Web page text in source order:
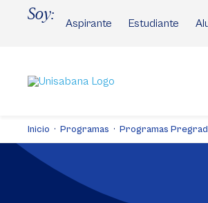
Soy:
Aspirante Estudiante
Inicio Programas Programas